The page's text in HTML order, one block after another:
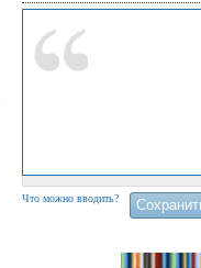
Что можно вводить?